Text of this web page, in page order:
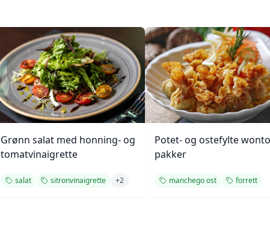
Grønn salat med honning- og
tomatvinaigrette
salat sitronvinaigrette +2
Potet- og ostefylte
pakker
manchego ost forrett